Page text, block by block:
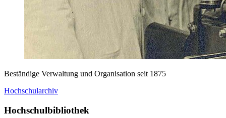
Beständige Verwaltung und Organisation seit 1875
Hochschularchiv
Hochschulbibliothek